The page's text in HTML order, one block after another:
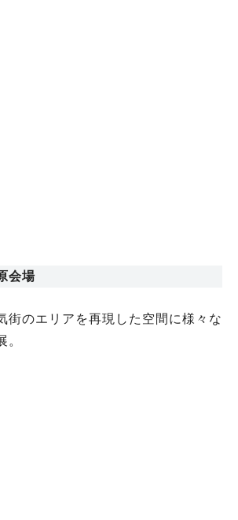
会場
街のエリアを再現した空間に様々な
。